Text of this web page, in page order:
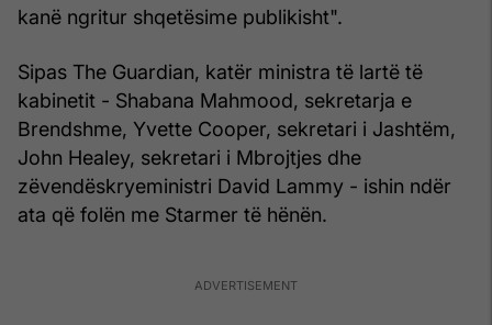
kanë ngritur shqetësime publikisht".
Sipas The Guardian, katër ministra të lartë të
kabinetit - Shabana Mahmood, sekretarja e
Brendshme, Yvette Cooper, sekretari i Jashtëm,
John Healey, sekretari i Mbrojtjes dhe
zëvendëskryeministri David Lammy - ishin ndër
ata që folën me Starmer të hënën.